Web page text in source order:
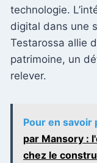
technologie.
digital dans une
Testarossa allie
patrimoine, un
relever.
Pour en savoir
par Mansory :
chez le